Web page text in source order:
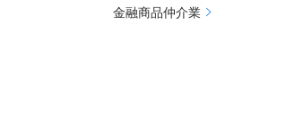
金融商品仲介業